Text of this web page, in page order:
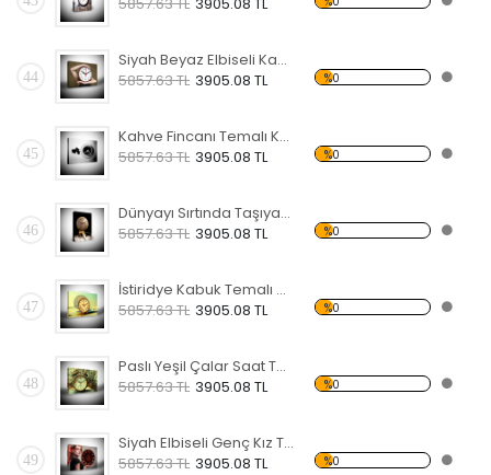
44
Siyah Beyaz Elbiseli Kadın Temalı Kanvas Saat
5857.63 TL 3905.08 TL %0
45
Kahve Fincanı Temalı Kanvas Saat
5857.63 TL 3905.08 TL %0
46
Dünyayı Sırtında Taşıyan Atlas Temalı Kanvas Saat
5857.63 TL 3905.08 TL %0
47
İstiridye Kabuk Temalı Kanvas Saat
5857.63 TL 3905.08 TL %0
48
Paslı Yeşil Çalar Saat Temalı Kanvas Saat
5857.63 TL 3905.08 TL %0
49
Siyah Elbiseli Genç Kız Temalı Kanvas Saat
5857.63 TL 3905.08 TL %0